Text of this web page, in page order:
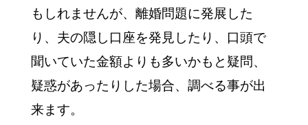
もしれませんが、離婚問題に発展した
り、夫の隠し口座を発見したり、口頭で
聞いていた金額よりも多いかもと疑問、
疑惑があったりした場合、調べる事が出
来ます。